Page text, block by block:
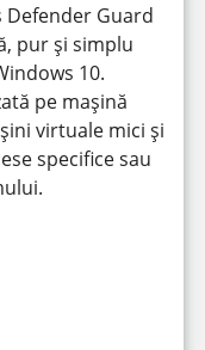
Guard
pur și simplu
10.
pe mașină
virtuale mici și
specifice sau